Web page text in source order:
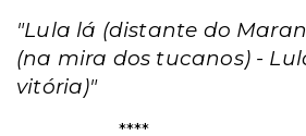
"Lula lá (distante do
(na mira dos tucanos) -
vitória)"
___________ ****_______________